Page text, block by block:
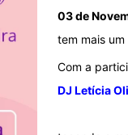
03 de
tem mais
Com a
DJ Letícia